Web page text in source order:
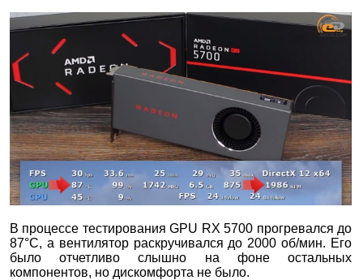
В процессе тестирования GPU RX 5700 прогревался до
87°С, а вентилятор раскручивался до 2000 об/мин. Его
было отчетливо слышно на фоне остальных
компонентов, но дискомфорта не было.